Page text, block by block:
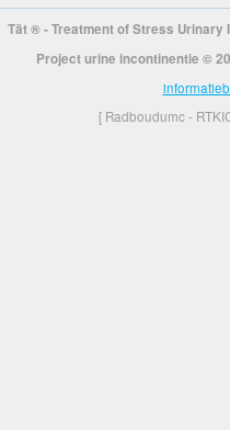
Tät ® - Treatment of Stress
Project urine incontinentie ©
[ Radboudumc -